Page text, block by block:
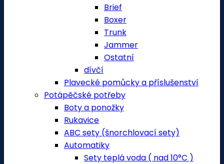
Brief
Boxer
Trunk
Jammer
Ostatní
dívčí
Plavecké pomůcky a příslušenství
Potápěčské potřeby
Boty a ponožky
Rukavice
ABC sety (šnorchlovací sety)
Automatiky
Sety teplá voda ( nad 10°C )